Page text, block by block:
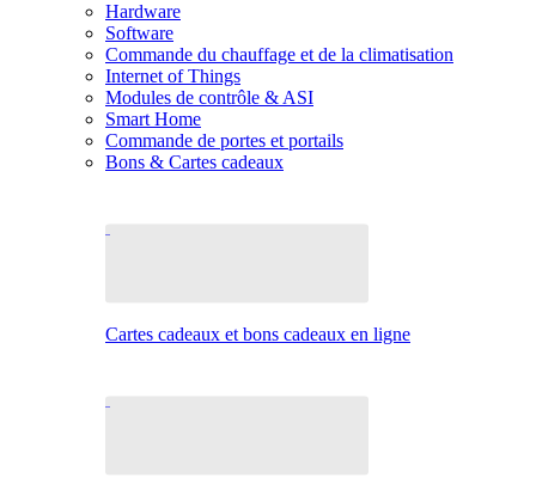
Hardware
Software
Commande du chauffage et de la climatisation
Internet of Things
Modules de contrôle & ASI
Smart Home
Commande de portes et portails
Bons & Cartes cadeaux
Cartes cadeaux et bons cadeaux en ligne